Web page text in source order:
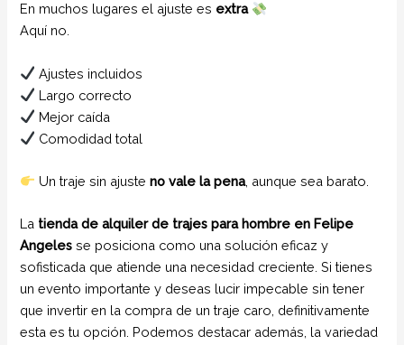
En muchos lugares el ajuste es extra
Aquí no.
Ajustes incluidos
Largo correcto
Mejor caída
Comodidad total
Un traje sin ajusteno vale la pena, aunque sea barato.
La tienda de alquiler de trajes para hombre en Felipe
Angeles se posiciona como una solución eficaz y
sofisticada que atiende una necesidad creciente. Si tienes
un evento importante y deseas lucir impecable sin tener
que invertir en la compra de un traje caro, definitivamente
esta es tu opción. Podemos destacar además, la variedad